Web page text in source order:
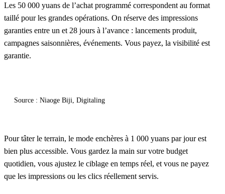
Les 50 000 yuans de l’achat programmé correspondent au format
taillé pour les grandes opérations. On réserve des impressions
garanties entre un et 28 jours à l’avance : lancements produit,
campagnes saisonnières, événements. Vous payez, la visibilité est
garantie.
Source : Niaoge Biji, Digitaling
Pour tâter le terrain, le mode enchères à 1 000 yuans par jour est
bien plus accessible. Vous gardez la main sur votre budget
quotidien, vous ajustez le ciblage en temps réel, et vous ne payez
que les impressions ou les clics réellement servis.